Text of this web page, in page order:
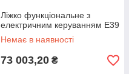
Ліжко функціональне з
електричним керуванням E39
Немає в наявності
73 003,20 ₴